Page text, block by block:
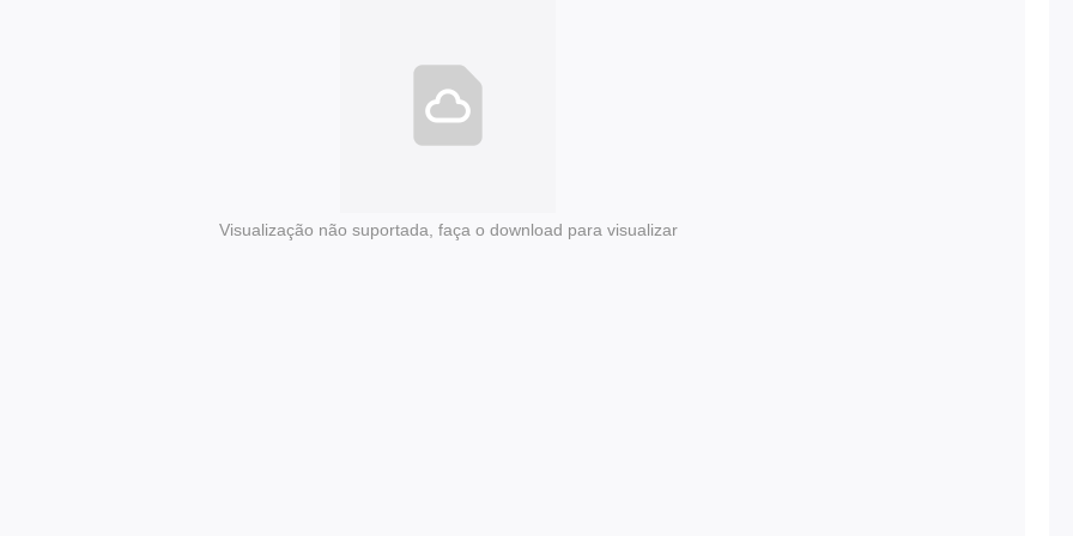
Visualização não suportada, faça o download para visualizar